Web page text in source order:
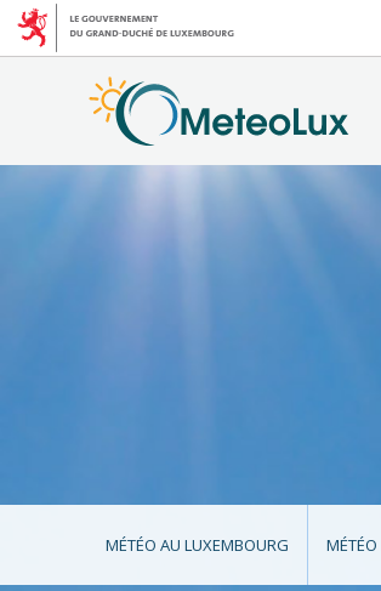
MÉTÉO AU LUXEMBOURG MÉTÉO